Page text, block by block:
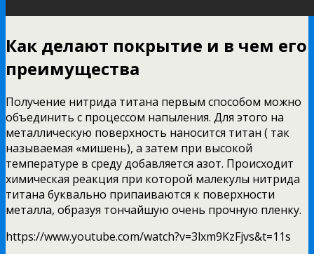
Как делают покрытие и в чем его
преимущества
Получение нитрида титана первым способом можно
объединить с процессом напыления. Для этого на
металлическую поверхность наносится титан ( так
называемая «мишень), а затем при высокой
температуре в среду добавляется азот. Происходит
химическая реакция при которой малекулы нитрида
титана буквально припаиваются к поверхности
металла, образуя тончайшую очень прочную пленку.
https://www.youtube.com/watch?v=3lxm9KzFjvs&t=11s